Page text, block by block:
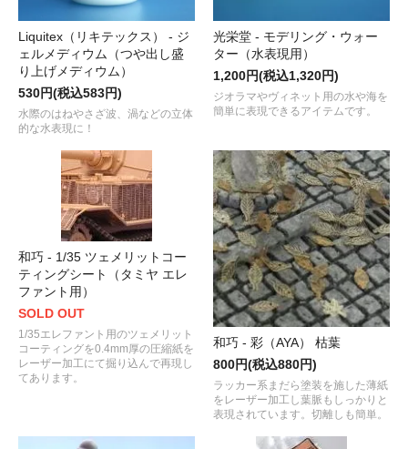
Liquitex（リキテックス） - ジ
ェルメディウム（つや出し盛
り上げメディウム）
530円(税込583円)
水際のはねやさざ波、渦などの立体
的な水表現に！
光栄堂 - モデリング・ウォー
ター（水表現用）
1,200円(税込1,320円)
ジオラマやヴィネット用の水や海を
簡単に表現できるアイテムです。
和巧 - 1/35 ツェメリットコー
ティングシート（タミヤ エレ
ファント用）
SOLD OUT
1/35エレファント用のツェメリット
コーティングを0.4mm厚の圧縮紙を
レーザー加工にて掘り込んで再現し
てあります。
和巧 - 彩（AYA） 枯葉
800円(税込880円)
ラッカー系まだら塗装を施した薄紙
をレーザー加工し葉脈もしっかりと
表現されています。切離しも簡単。